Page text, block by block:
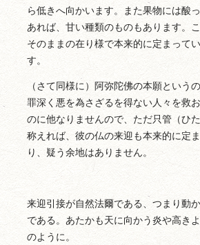
ら低きへ向かいます。また果物には酸
あれば、甘い種類のものもあります。
そのままの在り様で本来的に定まって
す。
（さて同様に）阿弥陀佛の本願という
罪深く悪を為さざるを得ない人々を救
のに他なりませんので、ただ只管（ひ
称えれば、彼の仏の来迎も本来的に定
り、疑う余地はありません。
来迎引接が自然法爾である、つまり動
である。あたかも天に向かう炎や高き
のように。